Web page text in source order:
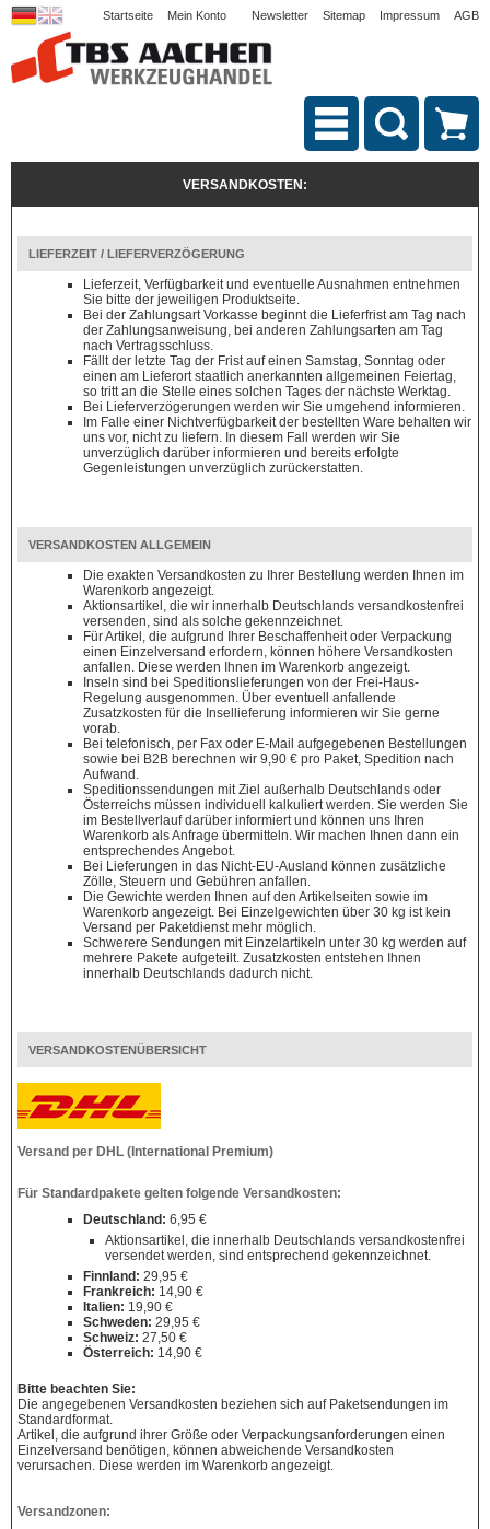
Startseite Mein Konto Newsletter Sitemap Impressum AGB
VERSANDKOSTEN:
LIEFERZEIT / LIEFERVERZÖGERUNG
Lieferzeit, Verfügbarkeit und eventuelle Ausnahmen entnehmen
Sie bitte der jeweiligen Produktseite.
Bei der Zahlungsart Vorkasse beginnt die Lieferfrist am Tag nach
der Zahlungsanweisung, bei anderen Zahlungsarten am Tag
nach Vertragsschluss.
Fällt der letzte Tag der Frist auf einen Samstag, Sonntag oder
einen am Lieferort staatlich anerkannten allgemeinen Feiertag,
so tritt an die Stelle eines solchen Tages der nächste Werktag.
Bei Lieferverzögerungen werden wir Sie umgehend informieren.
Im Falle einer Nichtverfügbarkeit der bestellten Ware behalten wir
uns vor, nicht zu liefern. In diesem Fall werden wir Sie
unverzüglich darüber informieren und bereits erfolgte
Gegenleistungen unverzüglich zurückerstatten.
VERSANDKOSTEN ALLGEMEIN
Die exakten Versandkosten zu Ihrer Bestellung werden Ihnen im
Warenkorb angezeigt.
Aktionsartikel, die wir innerhalb Deutschlands versandkostenfrei
versenden, sind als solche gekennzeichnet.
Für Artikel, die aufgrund Ihrer Beschaffenheit oder Verpackung
einen Einzelversand erfordern, können höhere Versandkosten
anfallen. Diese werden Ihnen im Warenkorb angezeigt.
Inseln sind bei Speditionslieferungen von der Frei-Haus-
Regelung ausgenommen. Über eventuell anfallende
Zusatzkosten für die Insellieferung informieren wir Sie gerne
vorab.
Bei telefonisch, per Fax oder E-Mail aufgegebenen Bestellungen
sowie bei B2B berechnen wir 9,90 € pro Paket, Spedition nach
Aufwand.
Speditionssendungen mit Ziel außerhalb Deutschlands oder
Österreichs müssen individuell kalkuliert werden. Sie werden Sie
im Bestellverlauf darüber informiert und können uns Ihren
Warenkorb als Anfrage übermitteln. Wir machen Ihnen dann ein
entsprechendes Angebot.
Bei Lieferungen in das Nicht-EU-Ausland können zusätzliche
Zölle, Steuern und Gebühren anfallen.
Die Gewichte werden Ihnen auf den Artikelseiten sowie im
Warenkorb angezeigt. Bei Einzelgewichten über 30 kg ist kein
Versand per Paketdienst mehr möglich.
Schwerere Sendungen mit Einzelartikeln unter 30 kg werden auf
mehrere Pakete aufgeteilt. Zusatzkosten entstehen Ihnen
innerhalb Deutschlands dadurch nicht.
VERSANDKOSTENÜBERSICHT
Versand per DHL (International Premium)
Für Standardpakete gelten folgende Versandkosten:
Deutschland: 6,95 €
Aktionsartikel, die innerhalb Deutschlands versandkostenfrei
versendet werden, sind entsprechend gekennzeichnet.
Finnland: 29,95 €
Frankreich: 14,90 €
Italien: 19,90 €
Schweden: 29,95 €
Schweiz: 27,50 €
Österreich: 14,90 €
Bitte beachten Sie:
Die angegebenen Versandkosten beziehen sich auf Paketsendungen im
Standardformat.
Artikel, die aufgrund ihrer Größe oder Verpackungsanforderungen einen
Einzelversand benötigen, können abweichende Versandkosten
verursachen. Diese werden im Warenkorb angezeigt.
Versandzonen: